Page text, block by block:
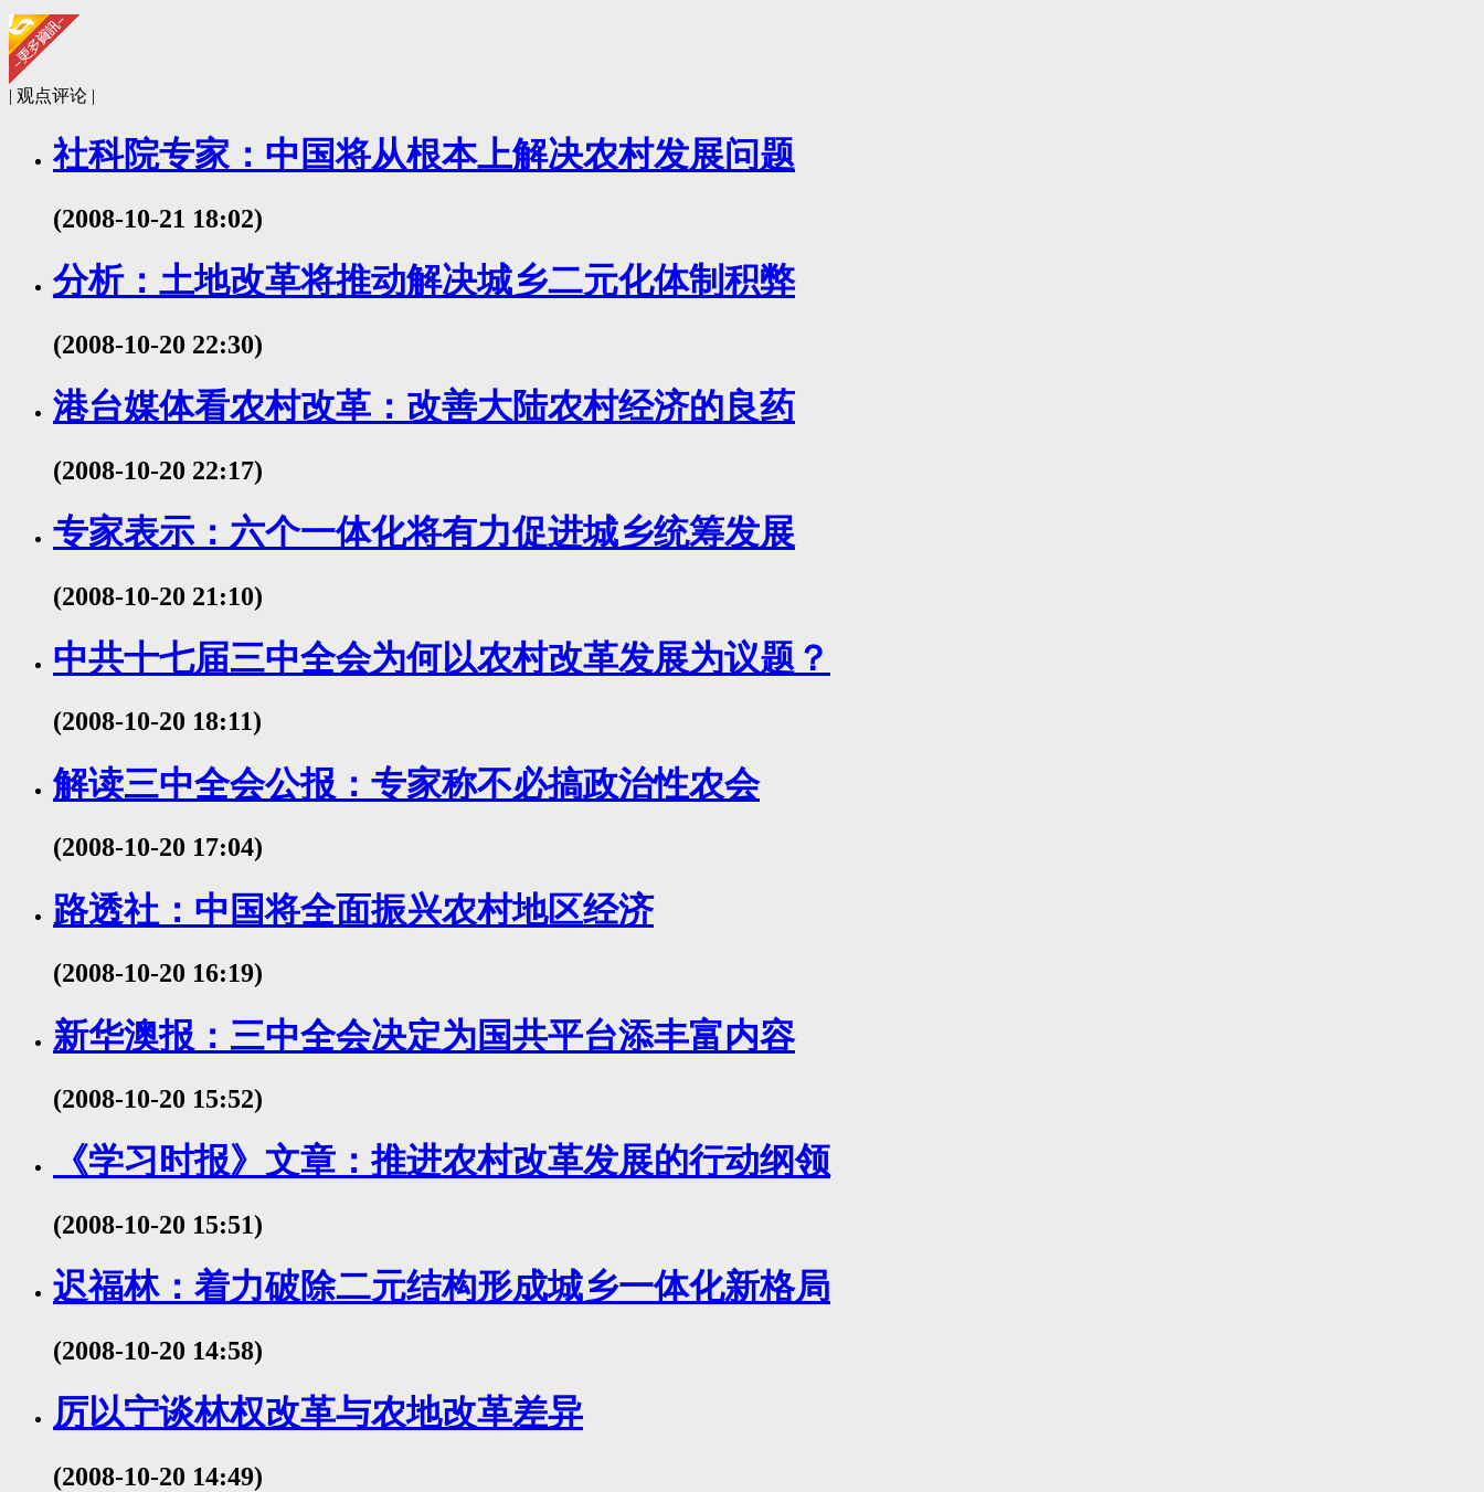
| 观点评论 |
社科院专家：中国将从根本上解决农村发展问题
(2008-10-21 18:02)
分析：土地改革将推动解决城乡二元化体制积弊
(2008-10-20 22:30)
港台媒体看农村改革：改善大陆农村经济的良药
(2008-10-20 22:17)
专家表示：六个一体化将有力促进城乡统筹发展
(2008-10-20 21:10)
中共十七届三中全会为何以农村改革发展为议题？
(2008-10-20 18:11)
解读三中全会公报：专家称不必搞政治性农会
(2008-10-20 17:04)
路透社：中国将全面振兴农村地区经济
(2008-10-20 16:19)
新华澳报：三中全会决定为国共平台添丰富内容
(2008-10-20 15:52)
《学习时报》文章：推进农村改革发展的行动纲领
(2008-10-20 15:51)
迟福林：着力破除二元结构形成城乡一体化新格局
(2008-10-20 14:58)
厉以宁谈林权改革与农地改革差异
(2008-10-20 14:49)